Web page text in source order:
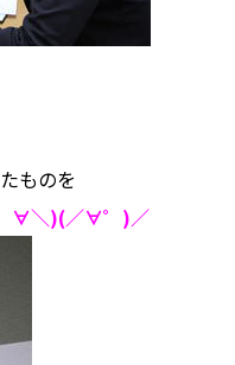
ものを
∀＼)(／∀゜)／